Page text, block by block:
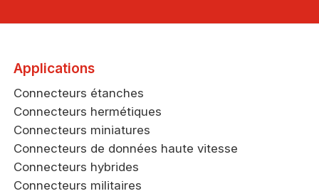
Applications
Connecteurs étanches
Connecteurs hermétiques
Connecteurs miniatures
Connecteurs de données haute vitesse
Connecteurs hybrides
Connecteurs militaires